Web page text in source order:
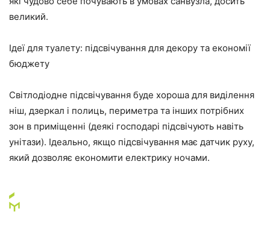
великий.
Ідеї для туалету: підсвічування для декору та економії
бюджету
Світлодіодне підсвічування буде хороша для виділення
ніш, дзеркал і полиць, периметра та інших потрібних
зон в приміщенні (деякі господарі підсвічують навіть
унітази). Ідеально, якщо підсвічування має датчик руху,
який дозволяє економити електрику ночами.